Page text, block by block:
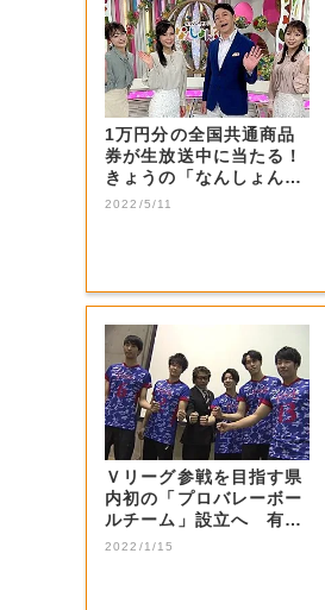
1万円分の全国共通商品
券が生放送中に当たる！
きょうの「なんしょん？
生電話クイズ」...
2022/5/11
Ｖリーグ参戦を目指す県
内初の「プロバレーボー
ルチーム」設立へ 有望
選手などの受け...
2022/1/15